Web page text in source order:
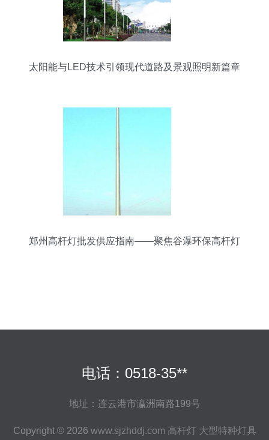
太阳能与LED技术引领现代道路及景观照明新篇章
郑州高杆灯批发供应指南——聚焦谷瀑环保高杆灯
电话：0518-35**
地址：连云港市瀛洲南路199号
Copyright © 2026 www.sjzhddj.com 高杆灯 大型特种灯具